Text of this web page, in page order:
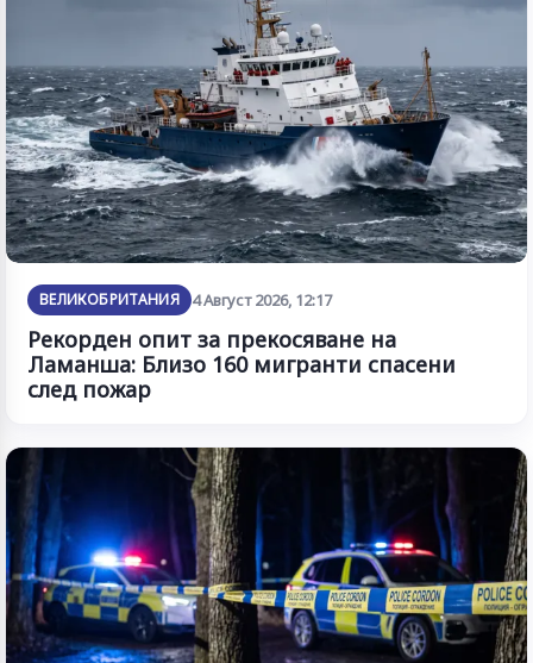
ВЕЛИКОБРИТАНИЯ 4 Август 2026, 12:17
Рекорден опит за прекосяване на
Ламанша: Близо 160 мигранти спасени
след пожар